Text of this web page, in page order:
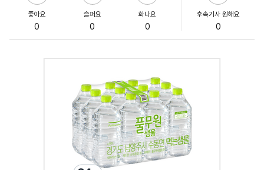
좋아요
0
슬퍼요
0
화나요
0
후속기사 원해요
0